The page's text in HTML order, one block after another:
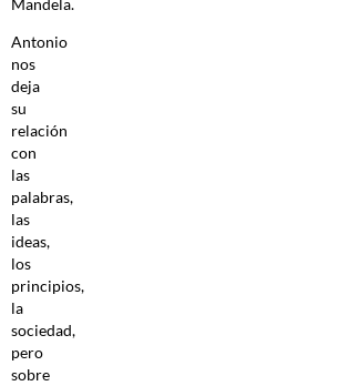
Antonio
nos
deja
su
relación
con
las
palabras,
las
ideas,
los
principios,
la
sociedad,
pero
sobre